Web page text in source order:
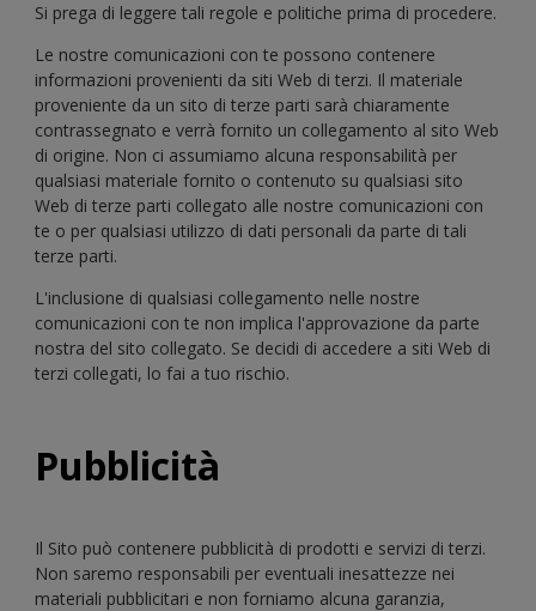
Si prega di leggere tali regole e politiche prima di procedere.
Le nostre comunicazioni con te possono contenere
informazioni provenienti da siti Web di terzi. Il materiale
proveniente da un sito di terze parti sarà chiaramente
contrassegnato e verrà fornito un collegamento al sito Web
di origine. Non ci assumiamo alcuna responsabilità per
qualsiasi materiale fornito o contenuto su qualsiasi sito
Web di terze parti collegato alle nostre comunicazioni con
te o per qualsiasi utilizzo di dati personali da parte di tali
terze parti.
L'inclusione di qualsiasi collegamento nelle nostre
comunicazioni con te non implica l'approvazione da parte
nostra del sito collegato. Se decidi di accedere a siti Web di
terzi collegati, lo fai a tuo rischio.
Pubblicità
Il Sito può contenere pubblicità di prodotti e servizi di terzi.
Non saremo responsabili per eventuali inesattezze nei
materiali pubblicitari e non forniamo alcuna garanzia,